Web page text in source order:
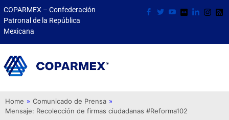
COPARMEX – Confederación
Patronal de la República
Mexicana
Home » Comunicado de Prensa »
Mensaje: Recolección de firmas ciudadanas #Reforma102